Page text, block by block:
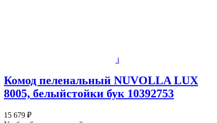
i
Комод пеленальный NUVOLLA LUX
8005, белыйстойки бук 10392753
15 679 ₽